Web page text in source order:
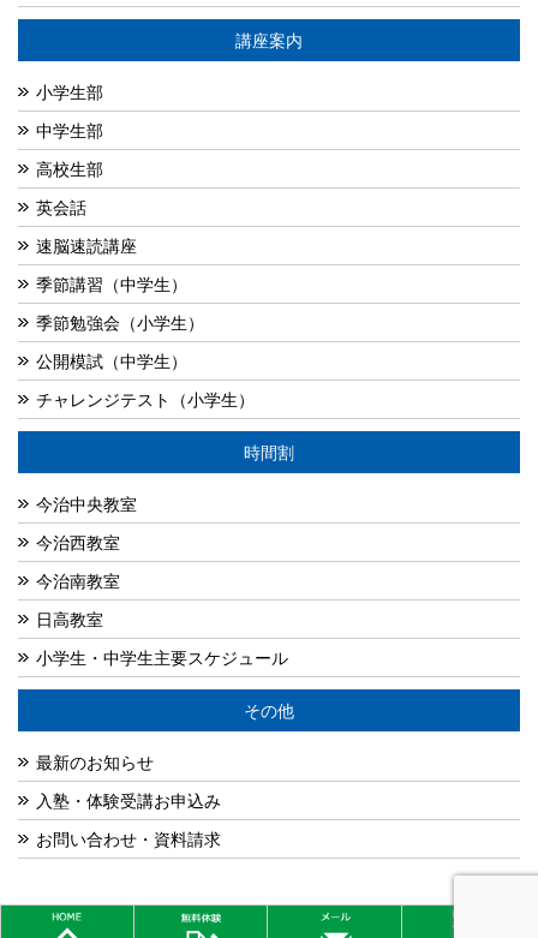
講座案内
小学生部
中学生部
高校生部
英会話
速脳速読講座
季節講習（中学生）
季節勉強会（小学生）
公開模試（中学生）
チャレンジテスト（小学生）
時間割
今治中央教室
今治西教室
今治南教室
日高教室
小学生・中学生主要スケジュール
その他
最新のお知らせ
入塾・体験受講お申込み
お問い合わせ・資料請求